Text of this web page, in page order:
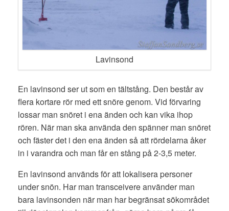
Lavinsond
En lavinsond ser ut som en tältstång. Den består av
flera kortare rör med ett snöre genom. Vid förvaring
lossar man snöret i ena änden och kan vika ihop
rören. När man ska använda den spänner man snöret
och fäster det i den ena änden så att rördelarna åker
in i varandra och man får en stång på 2-3,5 meter.
En lavinsond används för att lokalisera personer
under snön. Har man transceivere använder man
bara lavinsonden när man har begränsat sökområdet